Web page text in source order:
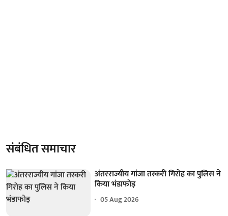
संबंधित समाचार
अंतरराज्यीय गांजा तस्करी गिरोह का पुलिस ने
किया भंडाफोड़
05 Aug 2026